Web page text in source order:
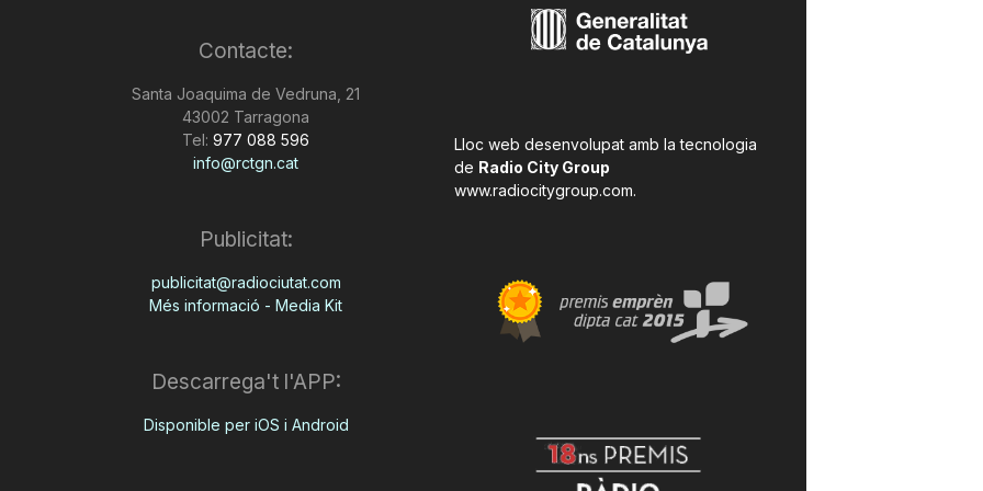
Contacte:
Santa Joaquima de Vedruna, 21
43002 Tarragona
Tel: 977 088 596
info@rctgn.cat
Publicitat:
publicitat@radiociutat.com
Més informació - Media Kit
Descarrega't l'APP:
Disponible per iOS i Android
Lloc web desenvolupat amb la tecnologia
de Radio City Group
www.radiocitygroup.com.